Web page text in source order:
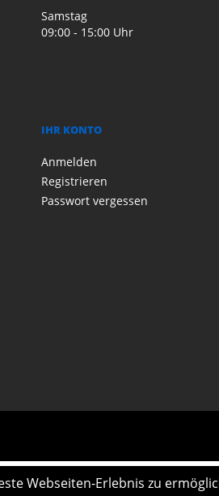
Samstag
09:00 - 15:00 Uhr
IHR KONTO
Anmelden
Registrieren
Passwort vergessen
Webseiten-Erlebnis zu